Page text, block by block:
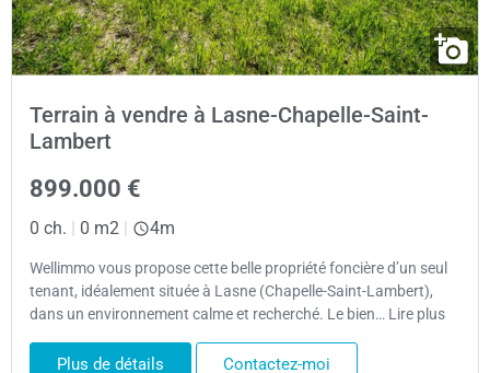
Terrain à vendre à Lasne-Chapelle-Saint-
Lambert
899.000 €
0 ch. | 0 m2 | 4m
Wellimmo vous propose cette belle propriété foncière d’un seul
tenant, idéalement située à Lasne (Chapelle-Saint-Lambert),
dans un environnement calme et recherché. Le bien… Lire plus
Plus de détails Contactez-moi